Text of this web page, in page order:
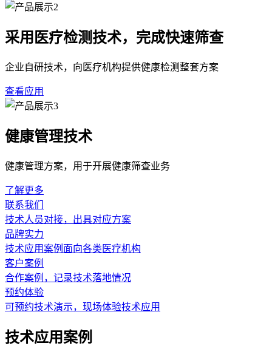
采用医疗检测技术，完成快速筛查
企业自研技术，向医疗机构提供健康检测整套方案
查看应用
健康管理技术
健康管理方案，用于开展健康筛查业务
了解更多
联系我们
技术人员对接，出具对应方案
品牌实力
技术应用案例面向各类医疗机构
客户案例
合作案例，记录技术落地情况
预约体验
可预约技术演示，现场体验技术应用
技术应用案例